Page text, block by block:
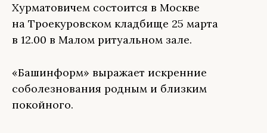
Хурматовичем состоится в Москве
на Троекуровском кладбище 25 марта
в 12.00 в Малом ритуальном зале.
«Башинформ» выражает искренние
соболезнования родным и близким
покойного.